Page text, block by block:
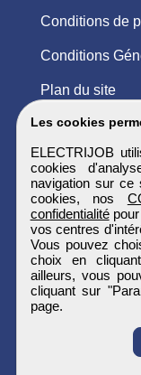
Les cookies
ELECTRIJOB
cookies
navigation sur ce
cookies, nos
confidentialitépour
vos centres
Vous pouvez
choix en
ailleurs, vous
cliquant sur
page.
Conditions de
Conditions
Plan du site